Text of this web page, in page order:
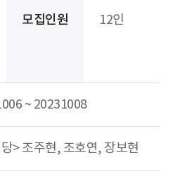
모집인원 12인
~ 20231008
> 조주현, 조호연, 장보현